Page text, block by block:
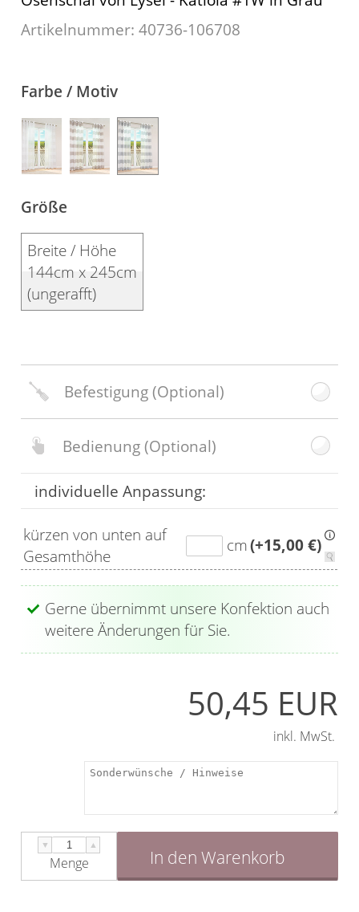
Kissen
Fensterbilder
Gardinenstange
Stoffe
Artikelnummer: 40736-106708
Farbe / Motiv
Größe
Breite / Höhe
144cm x 245cm
(ungerafft)
Befestigung(Optional)
Bedienung(Optional)
individuelle Anpassung:
kürzen von unten auf
Gesamthöhe
cm(+15,00 €)
Gerne übernimmt unsere Konfektion auch
weitere Änderungen für Sie.
50,45 EUR
inkl. MwSt.
▼ ▲
Menge In den Warenkorb